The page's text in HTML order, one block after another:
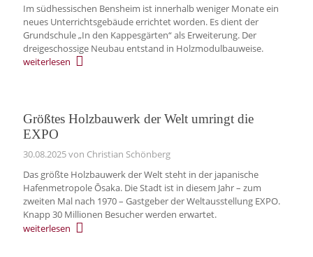
Im südhessischen Bensheim ist innerhalb weniger Monate ein
neues Unterrichtsgebäude errichtet worden. Es dient der
Grundschule „In den Kappesgärten“ als Erweiterung. Der
dreigeschossige Neubau entstand in Holzmodulbauweise.
weiterlesen
Größtes Holzbauwerk der Welt umringt die
EXPO
30.08.2025von Christian Schönberg
Das größte Holzbauwerk der Welt steht in der japanische
Hafenmetropole Ōsaka. Die Stadt ist in diesem Jahr – zum
zweiten Mal nach 1970 – Gastgeber der Weltausstellung EXPO.
Knapp 30 Millionen Besucher werden erwartet.
weiterlesen